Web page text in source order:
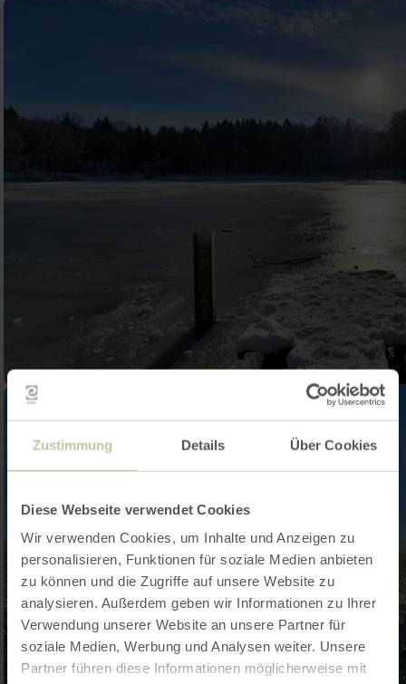
Zustimmung Details Über Cookies
Diese Webseite verwendet Cookies
Wir verwenden Cookies, um Inhalte und Anzeigen zu
personalisieren, Funktionen für soziale Medien anbieten
zu können und die Zugriffe auf unsere Website zu
analysieren. Außerdem geben wir Informationen zu Ihrer
Verwendung unserer Website an unsere Partner für
soziale Medien, Werbung und Analysen weiter. Unsere
Partner führen diese Informationen möglicherweise mit